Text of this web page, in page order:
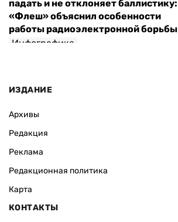
падать и не отклоняет баллистику:
«Флеш» объяснил особенности
работы радиоэлектронной борьбы
Инфографика
ИЗДАНИЕ
Архивы
Редакция
Реклама
Редакционная политика
Карта
КОНТАКТЫ